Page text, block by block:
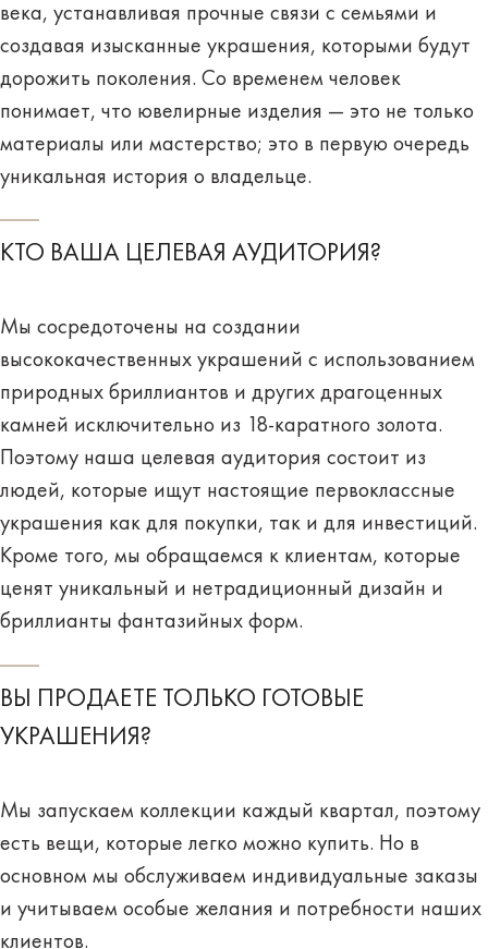
века, устанавливая прочные связи с семьями и
создавая изысканные украшения, которыми будут
дорожить поколения. Со временем человек
понимает, что ювелирные изделия — это не только
материалы или мастерство; это в первую очередь
уникальная история о владельце.
КТО ВАША ЦЕЛЕВАЯ АУДИТОРИЯ?
Мы сосредоточены на создании
высококачественных украшений с использованием
природных бриллиантов и других драгоценных
камней исключительно из 18-каратного золота.
Поэтому наша целевая аудитория состоит из
людей, которые ищут настоящие первоклассные
украшения как для покупки, так и для инвестиций.
Кроме того, мы обращаемся к клиентам, которые
ценят уникальный и нетрадиционный дизайн и
бриллианты фантазийных форм.
ВЫ ПРОДАЕТЕ ТОЛЬКО ГОТОВЫЕ
УКРАШЕНИЯ?
Мы запускаем коллекции каждый квартал, поэтому
есть вещи, которые легко можно купить. Но в
основном мы обслуживаем индивидуальные заказы
и учитываем особые желания и потребности наших
клиентов.